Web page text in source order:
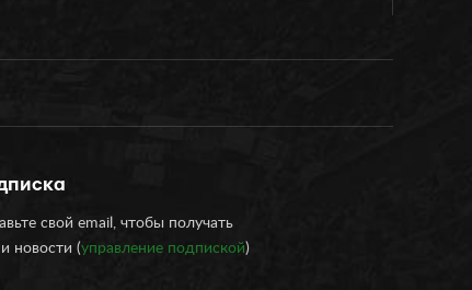
свой email, чтобы получать
новости (управление подпиской)